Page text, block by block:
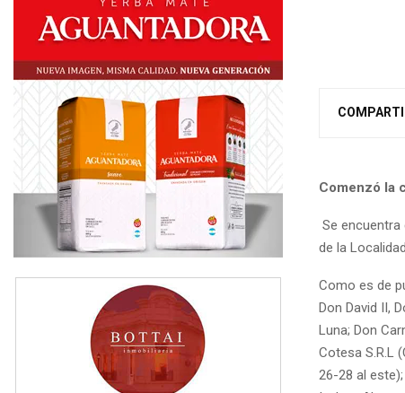
Comenzó la
Se encuentra
de la
Como es de
Don David II,
Luna; Don
Cotesa S.R.L
26-28 al